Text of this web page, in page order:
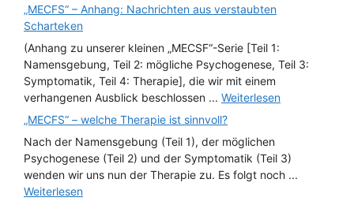
„MECFS“ – Anhang: Nachrichten aus verstaubten
Scharteken
(Anhang zu unserer kleinen „MECSF“-Serie [Teil 1:
Namensgebung, Teil 2: mögliche Psychogenese, Teil 3:
Symptomatik, Teil 4: Therapie], die wir mit einem
verhangenen Ausblick beschlossen ... Weiterlesen
„MECFS“ – welche Therapie ist sinnvoll?
Nach der Namensgebung (Teil 1), der möglichen
Psychogenese (Teil 2) und der Symptomatik (Teil 3)
wenden wir uns nun der Therapie zu. Es folgt noch ...
Weiterlesen